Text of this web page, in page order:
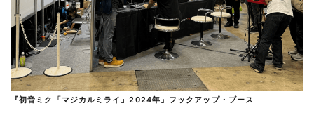
『初音ミク「マジカルミライ」2024年』フックアップ・ブース